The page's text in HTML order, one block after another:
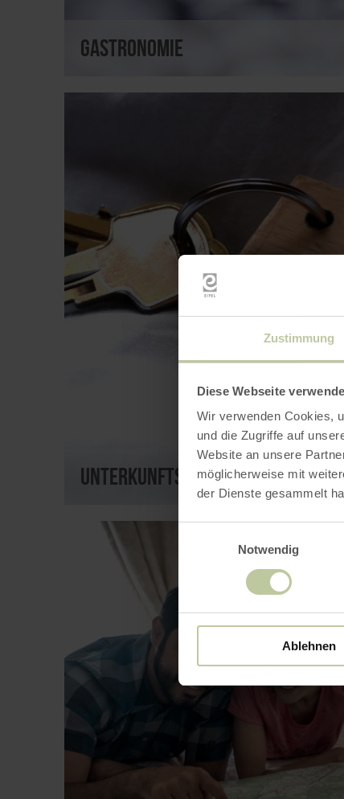
Zustimmung
Diese Webseite
Wir verwenden Cookies,
und die Zugriffe auf
Website an unsere
möglicherweise mit
der Dienste gesammelt
Notwendig
Ablehnen
Gastronomie
Unterkunftsbetriebe